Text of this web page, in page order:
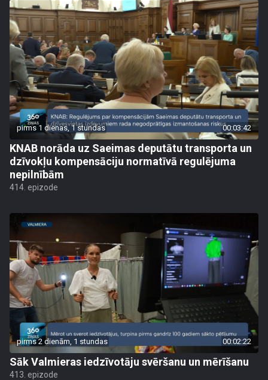
pirms 1 dienas, 1 stundas 00:03:42
KNAB norāda uz Saeimas deputātu transporta un
dzīvokļu kompensāciju normatīvā regulējuma
nepilnībām
414. epizode
pirms 2 dienām, 1 stundas 00:02:22
Sāk Valmieras iedzīvotāju svēršanu un mērīšanu
413. epizode